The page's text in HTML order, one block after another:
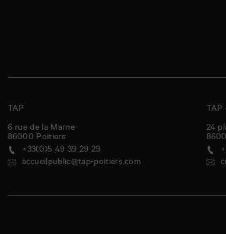
TAP
6 rue de la Marne
86000 Poitiers
+33(0)5 49 39 29 29
accueilpublic@tap-poitiers.com
TAP
24